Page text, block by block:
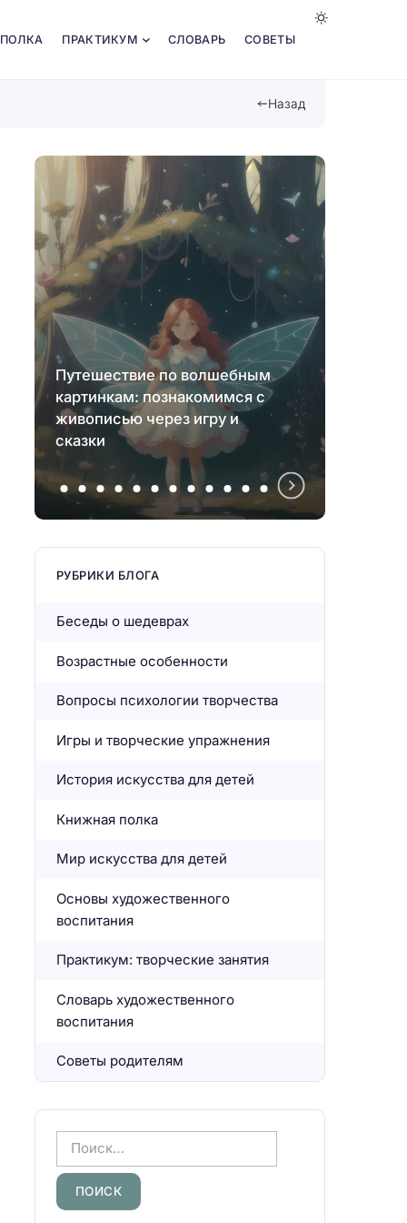
ПРАКТИКУМ СЛОВАРЬ СОВЕТЫ
Назад
Путешествие по волшебным
картинкам: познакомимся с
живописью через игру и
сказки
РУБРИКИ БЛОГА
Беседы о шедеврах
Возрастные особенности
Вопросы психологии творчества
Игры и творческие упражнения
История искусства для детей
Книжная полка
Мир искусства для детей
Основы художественного
воспитания
Практикум: творческие занятия
Словарь художественного
воспитания
Советы родителям
а
й
т